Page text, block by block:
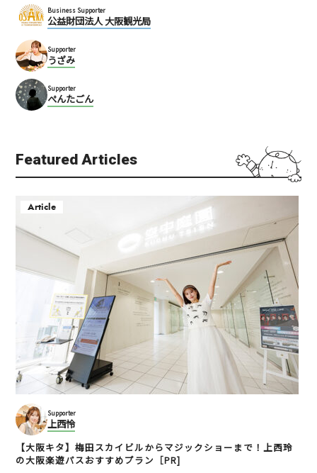
梅田
キタ（梅田・天満）
寿司・シーフード
梅田BIGMAN
梅田
キタ（梅田・天満）
役立ったこと
焼肉の牛太 本陣 LINKS U
MEDA店
梅田
キタ（梅田・天満） 焼肉
OKITAYA梅田東通り店
梅田
キタ（梅田・天満）
寿司・シーフード
居酒屋 焼肉
キタ（梅田・天満）
ランチ
焼肉
Business Supporter
公益財団法人 大阪観光局
Supporter
うざみ
Supporter
ぺんたごん
Featured Articles
Article
Supporter
上西怜
【大阪キタ】梅田スカイビルからマジックショーまで！上西玲
の大阪楽遊パスおすすめプラン［PR]